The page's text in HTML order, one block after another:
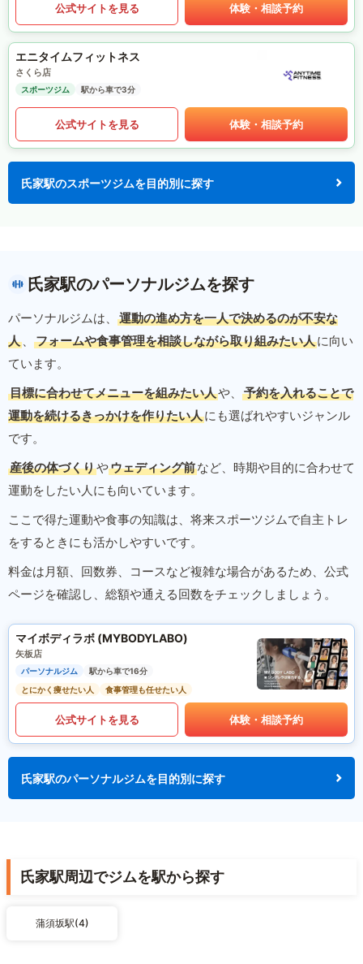
公式サイトを見る 体験・相談予約
エニタイムフィットネス
さくら店
スポーツジム 駅から車で3分
公式サイトを見る 体験・相談予約
氏家駅のスポーツジムを目的別に探す
氏家駅のパーソナルジムを探す
パーソナルジムは、
運動の進め方を一人で決めるのが不安な
人 、 フォームや食事管理を相談しながら取り組みたい人に向い
ています。
目標に合わせてメニューを組みたい人や、
予約を入れることで
運動を続けるきっかけを作りたい人にも選ばれやすいジャンル
です。
産後の体づくりやウェディング前など、時期や目的に合わせて
運動をしたい人にも向いています。
ここで得た運動や食事の知識は、将来スポーツジムで自主トレ
をするときにも活かしやすいです。
料金は月額、回数券、コースなど複雑な場合があるため、公式
ページを確認し、総額や通える回数をチェックしましょう。
マイボディラボ (MYBODYLABO)
矢板店
パーソナルジム
駅から車で16分
とにかく痩せたい人
食事管理も任せたい人
公式サイトを見る 体験・相談予約
氏家駅のパーソナルジムを目的別に探す
氏家駅周辺でジムを駅から探す
蒲須坂駅(4)